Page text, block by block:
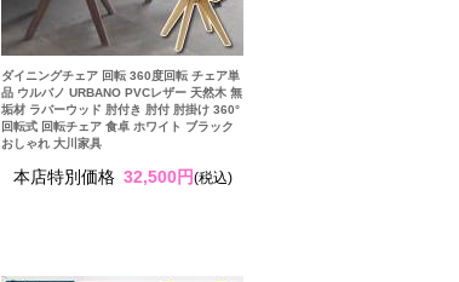
ダイニングチェア 回転 360度回転 チェア単
品 ウルバノ URBANO PVCレザー 天然木 無
垢材 ラバーウッド 肘付き 肘付 肘掛け 360°
回転式 回転チェア 食卓 ホワイト ブラック
おしゃれ 大川家具
本店特別価格 32,500円(税込)